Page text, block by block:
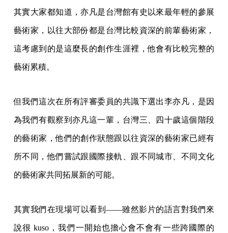
其實大家都知道，亦凡是台灣館有史以來最年輕的參展
藝術家，以往大部份都是台灣比較資深的前輩藝術家，
這考慮到的是這麼長的創作生涯裡，他會有比較完整的
藝術累積。
但我們這次在所有評審委員的共識下選出李亦凡，是因
為我們有觀察到亦凡這一輩，台灣三、四十歲這個階段
的藝術家，他們的創作狀態跟以往資深的藝術家已經有
所不同，他們嘗試跟國際接軌、跟不同城市、不同文化
的藝術家共同拓展新的可能。
其實我們在現場可以看到——雖然影片的語言對我們來
說很 kuso，我們一開始也擔心會不會有一些跨國際的